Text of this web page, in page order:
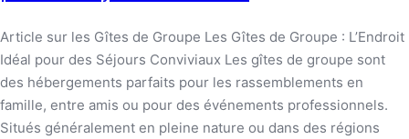
Article sur les Gîtes de Groupe Les Gîtes de Groupe : L’Endroit
Idéal pour des Séjours Conviviaux Les gîtes de groupe sont
des hébergements parfaits pour les rassemblements en
famille, entre amis ou pour des événements professionnels.
Situés généralement en pleine nature ou dans des régions